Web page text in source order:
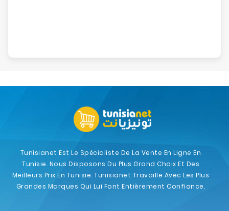
Tunisianet Est Le Spécialiste De La Vente En Ligne En
Tunisie. Nous Disposons Du Plus Grand Choix Et Des
Meilleurs Prix En Tunisie. Tunisianet Travaille Avec Les Plus
Grandes Marques Qui Lui Font Entièrement Confiance.